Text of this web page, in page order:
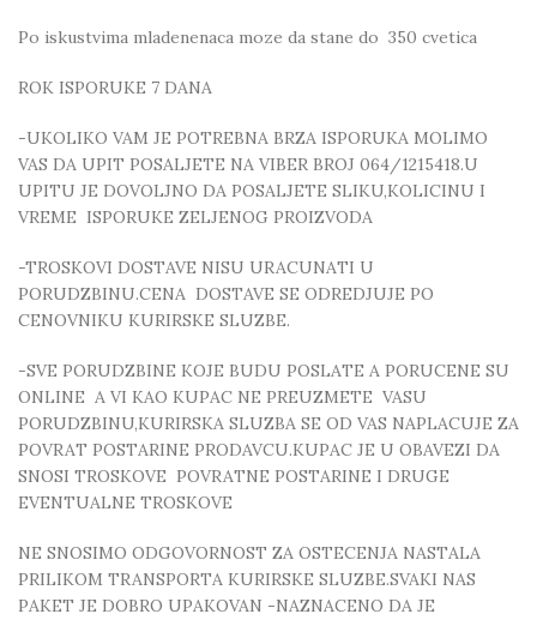
Po iskustvima mladenenaca moze da stane do 350 cvetica
ROK ISPORUKE 7 DANA
-UKOLIKO VAM JE POTREBNA BRZA ISPORUKA MOLIMO
VAS DA UPIT POSALJETE NA VIBER BROJ 064/1215418.U
UPITU JE DOVOLJNO DA POSALJETE SLIKU,KOLICINU I
VREME ISPORUKE ZELJENOG PROIZVODA
-TROSKOVI DOSTAVE NISU URACUNATI U
PORUDZBINU.CENA DOSTAVE SE ODREDJUJE PO
CENOVNIKU KURIRSKE SLUZBE.
-SVE PORUDZBINE KOJE BUDU POSLATE A PORUCENE SU
ONLINE A VI KAO KUPAC NE PREUZMETE VASU
PORUDZBINU,KURIRSKA SLUZBA SE OD VAS NAPLACUJE ZA
POVRAT POSTARINE PRODAVCU.KUPAC JE U OBAVEZI DA
SNOSI TROSKOVE POVRATNE POSTARINE I DRUGE
EVENTUALNE TROSKOVE
NE SNOSIMO ODGOVORNOST ZA OSTECENJA NASTALA
PRILIKOM TRANSPORTA KURIRSKE SLUZBE.SVAKI NAS
PAKET JE DOBRO UPAKOVAN -NAZNACENO DA JE